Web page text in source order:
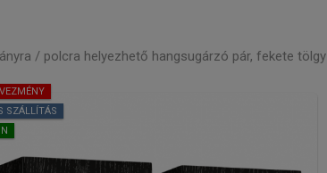
/ polcra helyezhető hangsugárzó pár, fekete tölgy
SZÁLLÍTÁS